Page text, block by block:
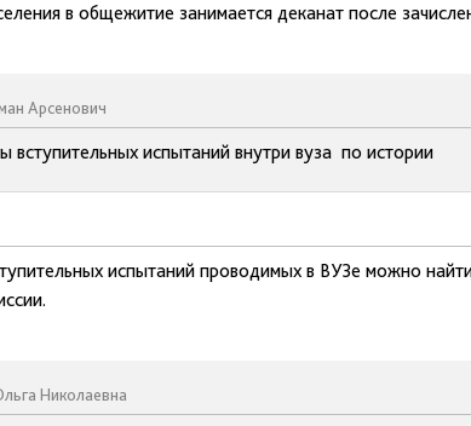
в общежитие занимается деканат после
Арсенович
вступительных испытаний внутри вуза по истории
испытаний проводимых в ВУЗе можно
Николаевна